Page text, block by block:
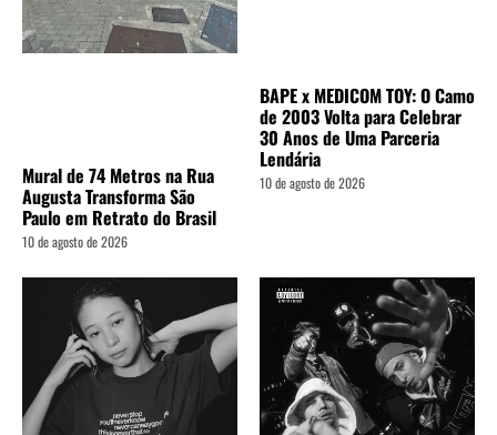
Mural de 74 Metros na Rua
Augusta Transforma São
Paulo em Retrato do Brasil
10 de agosto de 2026
BAPE x MEDICOM TOY: O Camo
de 2003 Volta para Celebrar
30 Anos de Uma Parceria
Lendária
10 de agosto de 2026